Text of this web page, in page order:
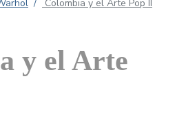
Colombia y el Arte Pop II
y el Arte